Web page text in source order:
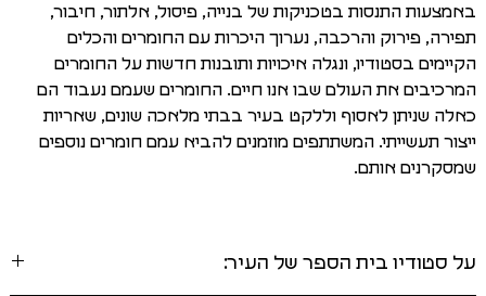
באמצעות התנסות בטכניקות של בנייה, פיסול, אלתור, חיבור,
תפירה, פירוק והרכבה, נערוך היכרות עם החומרים והכלים
הקיימים בסטודיו, ונגלה איכויות ותובנות חדשות על החומרים
המרכיבים את העולם שבו אנו חיים. החומרים שעמם נעבוד הם
כאלה שניתן לאסוף וללקט בעיר בבתי מלאכה שונים, שאריות
ייצור תעשייתי. המשתתפים מוזמנים להביא עמם חומרים נוספים
שמסקרנים אותם.
על סטודיו בית הספר של העיר: